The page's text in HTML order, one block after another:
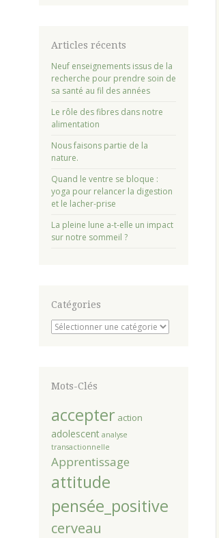
Articles récents
Neuf enseignements issus de la
recherche pour prendre soin de
sa santé au fil des années
Le rôle des fibres dans notre
alimentation
Nous faisons partie de la
nature.
Quand le ventre se bloque :
yoga pour relancer la digestion
et le lacher-prise
La pleine lune a-t-elle un impact
sur notre sommeil ?
Catégories
Catégories
Mots-Clés
accepter action
adolescent analyse
transactionnelle
Apprentissage
attitude
pensée_positive
cerveau